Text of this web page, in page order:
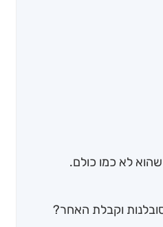
שהוא לא כמו כולם.
וקבלת האחר?